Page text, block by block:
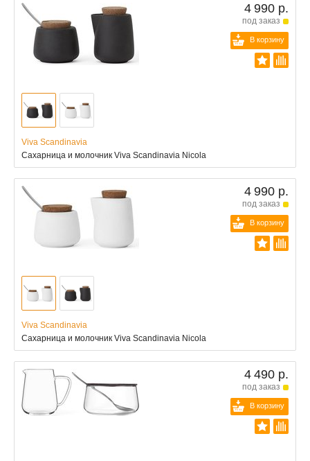
4 990 р.
под заказ
В корзину
Viva Scandinavia
Сахарница и молочник Viva Scandinavia Nicola
4 990 р.
под заказ
В корзину
Viva Scandinavia
Сахарница и молочник Viva Scandinavia Nicola
4 490 р.
под заказ
В корзину